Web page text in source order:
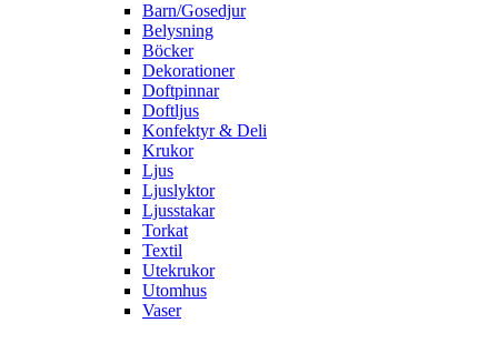
Barn/Gosedjur
Belysning
Böcker
Dekorationer
Doftpinnar
Doftljus
Konfektyr & Deli
Krukor
Ljus
Ljuslyktor
Ljusstakar
Torkat
Textil
Utekrukor
Utomhus
Vaser